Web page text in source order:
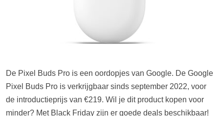
De Pixel Buds Pro is een oordopjes van Google. De Google
Pixel Buds Pro is verkrijgbaar sinds september 2022, voor
de introductieprijs van €219. Wil je dit product kopen voor
minder? Met Black Friday zijn er goede deals beschikbaar!